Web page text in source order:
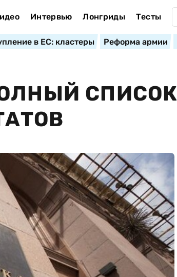
Интервью Лонгриды Тесты
в ЕС: кластеры Реформа армии
СПИСОК